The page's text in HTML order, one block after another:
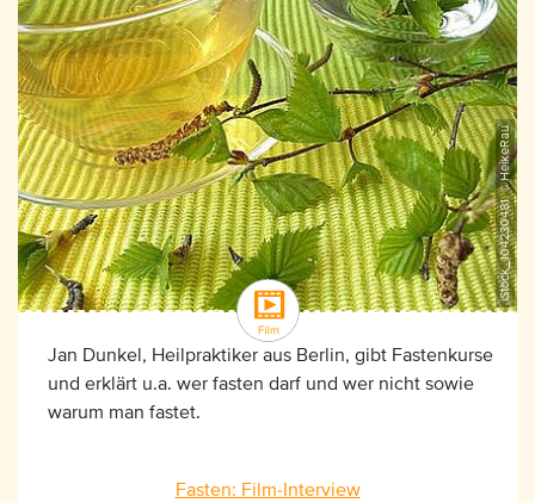
iStock_104230481, ©HeikeRau
Jan Dunkel, Heilpraktiker aus Berlin, gibt Fastenkurse
und erklärt u.a. wer fasten darf und wer nicht sowie
warum man fastet.
Fasten: Film-Interview